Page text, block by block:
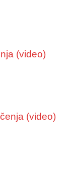
(video)
(video)